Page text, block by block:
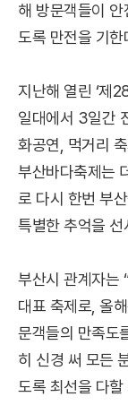
해 방문객들이
도록 만전을 기한
지난해 열린 ‘제
일대에서 3일간
화공연, 먹거리
부산바다축제는
로 다시 한번 부
특별한 추억을 선
부산시 관계자는
대표 축제로, 올
문객들의 만족도
히 신경 써 모든
도록 최선을 다할